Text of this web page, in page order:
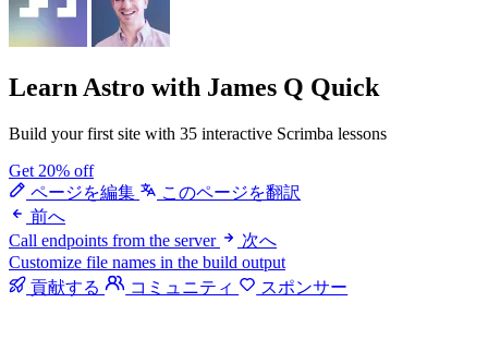
Learn Astro with James Q Quick
Build your first site with 35 interactive Scrimba lessons
Get 20% off
ページを編集
このページを翻訳
前へ
Call endpoints from the server
次へ
Customize file names in the build output
貢献する
コミュニティ スポンサー